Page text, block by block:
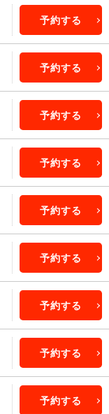
予約する
予約する
予約する
予約する
予約する
予約する
予約する
予約する
予約する